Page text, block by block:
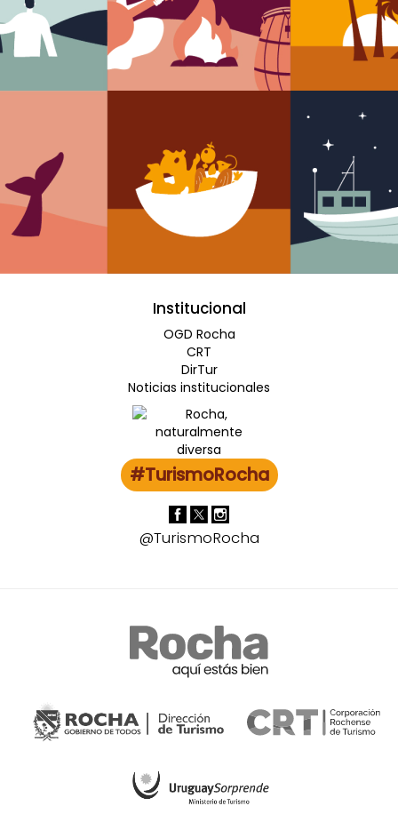
Institucional
OGD Rocha
CRT
DirTur
Noticias institucionales
#TurismoRocha
@TurismoRocha